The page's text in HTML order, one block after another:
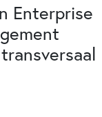
Enterprise